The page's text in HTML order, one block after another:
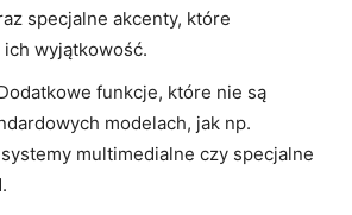
specjalne akcenty, które
wyjątkowość.
funkcje, które nie są
modelach, jak np.
multimedialne czy specjalne